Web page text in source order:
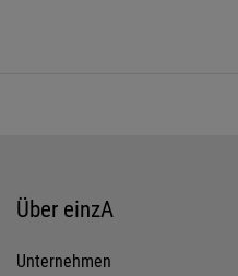
Über einzA
Unternehmen